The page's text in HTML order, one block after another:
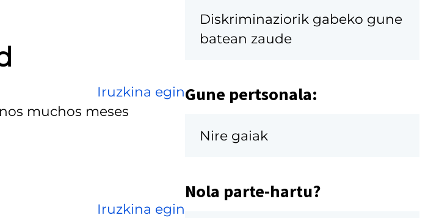
Iruzkina egin
muchos meses
Iruzkina egin
Diskriminaziorik gabeko gune
batean zaude
Gune pertsonala:
Nire gaiak
Nola parte-hartu?